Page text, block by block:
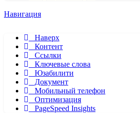
Навигация
Наверх
Контент
Ссылки
Ключевые слова
Юзабилити
Документ
Мобильный телефон
Оптимизация
PageSpeed Insights